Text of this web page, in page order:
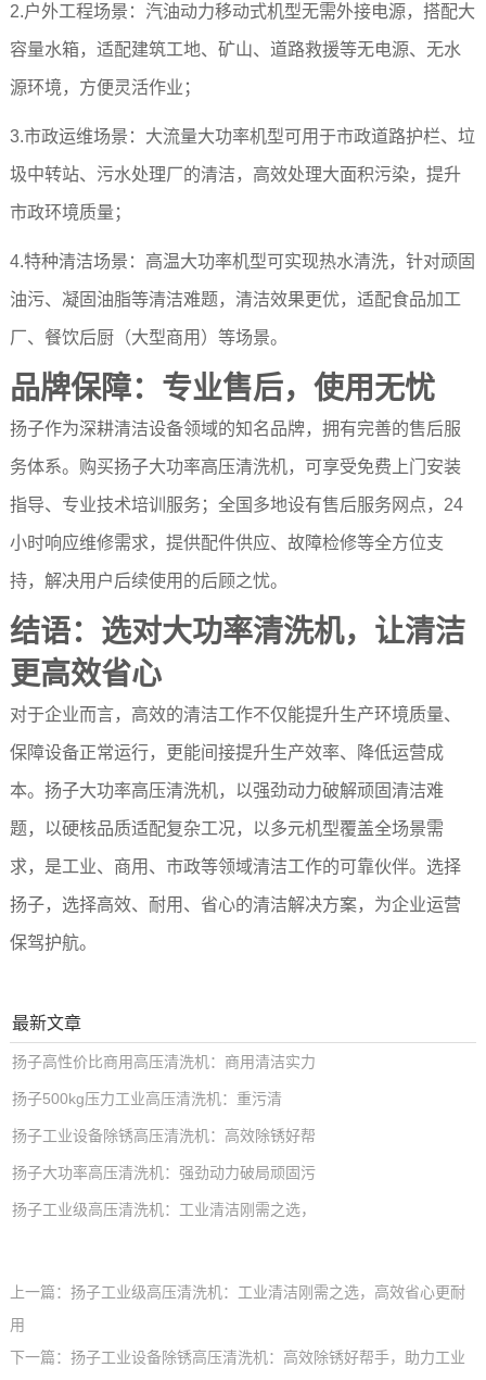
2.户外工程场景：汽油动力移动式机型无需外接电源，搭配大
容量水箱，适配建筑工地、矿山、道路救援等无电源、无水
源环境，方便灵活作业；
3.市政运维场景：大流量大功率机型可用于市政道路护栏、垃
圾中转站、污水处理厂的清洁，高效处理大面积污染，提升
市政环境质量；
4.特种清洁场景：高温大功率机型可实现热水清洗，针对顽固
油污、凝固油脂等清洁难题，清洁效果更优，适配食品加工
厂、餐饮后厨（大型商用）等场景。
品牌保障：专业售后，使用无忧
扬子作为深耕清洁设备领域的知名品牌，拥有完善的售后服
务体系。购买扬子大功率高压清洗机，可享受免费上门安装
指导、专业技术培训服务；全国多地设有售后服务网点，24
小时响应维修需求，提供配件供应、故障检修等全方位支
持，解决用户后续使用的后顾之忧。
结语：选对大功率清洗机，让清洁
更高效省心
对于企业而言，高效的清洁工作不仅能提升生产环境质量、
保障设备正常运行，更能间接提升生产效率、降低运营成
本。扬子大功率高压清洗机，以强劲动力破解顽固清洁难
题，以硬核品质适配复杂工况，以多元机型覆盖全场景需
求，是工业、商用、市政等领域清洁工作的可靠伙伴。选择
扬子，选择高效、耐用、省心的清洁解决方案，为企业运营
保驾护航。
最新文章
扬子高性价比商用高压清洗机：商用清洁实力
扬子500kg压力工业高压清洗机：重污清
扬子工业设备除锈高压清洗机：高效除锈好帮
扬子大功率高压清洗机：强劲动力破局顽固污
扬子工业级高压清洗机：工业清洁刚需之选，
上一篇： 扬子工业级高压清洗机：工业清洁刚需之选，高效省心更耐
用
下一篇： 扬子工业设备除锈高压清洗机：高效除锈好帮手，助力工业